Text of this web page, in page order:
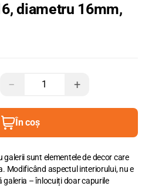
diametru 16mm,
− +
În coș
sunt elementele de decor care
Modificând aspectul interiorului, nu e
– înlocuiți doar capurile